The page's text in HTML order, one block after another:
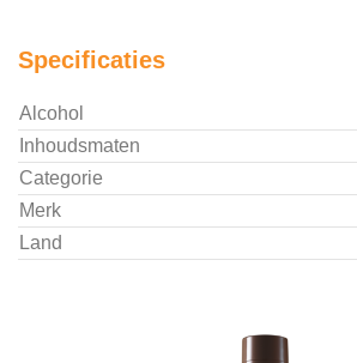
Specificaties
Alcohol
Inhoudsmaten
Categorie
Merk
Land